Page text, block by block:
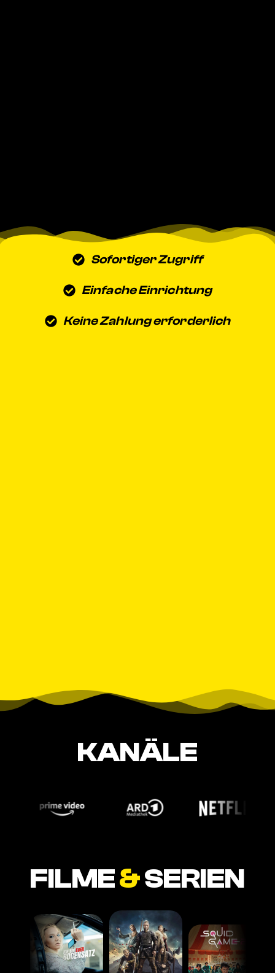
Sofortiger Zugriff
Einfache Einrichtung
Keine Zahlung erforderlich
KANÄLE
FILME&SERIEN